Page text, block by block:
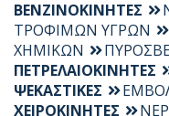
ΒΕΝΖΙΝΟΚΙΝΗΤΕΣ
ΤΡΟΦΙΜΩΝ ΥΓΡΩΝ
ΧΗΜΙΚΩΝ
ΠΕΤΡΕΛΑΙΟΚΙΝΗΤΕΣ
ΨΕΚΑΣΤΙΚΕΣ
ΧΕΙΡΟΚΙΝΗΤΕΣ